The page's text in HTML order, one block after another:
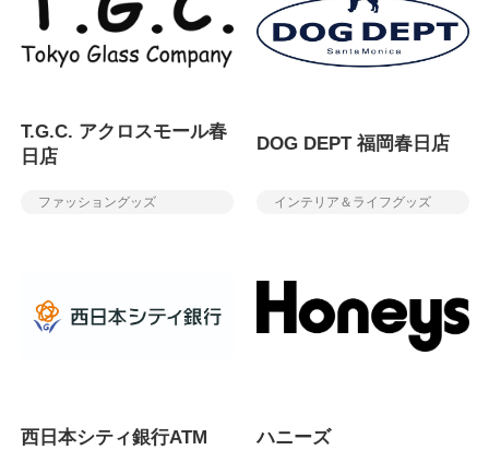
T.G.C. アクロスモール春
日店
ファッショングッズ
DOG DEPT 福岡春日店
インテリア＆ライフグッズ
西日本シティ銀行ATM ハニーズ